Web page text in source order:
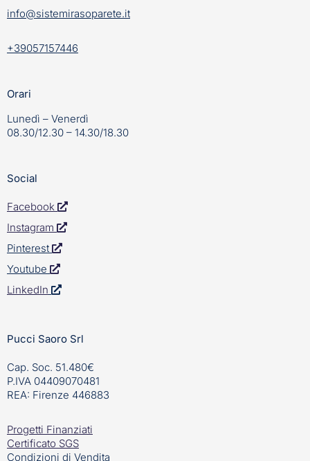
info@sistemirasoparete.it
+39057157446
Orari
Lunedì – Venerdì
08.30/12.30 – 14.30/18.30
Social
Facebook
Instagram
Pinterest
Youtube
LinkedIn
Pucci Saoro Srl
Cap. Soc. 51.480€
P.IVA 04409070481
REA: Firenze 446883
Progetti Finanziati
Certificato SGS
Condizioni di Vendita